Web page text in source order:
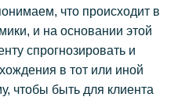
что происходит в
и на основании этой
спрогнозировать и
в тот или иной
чтобы быть для клиента